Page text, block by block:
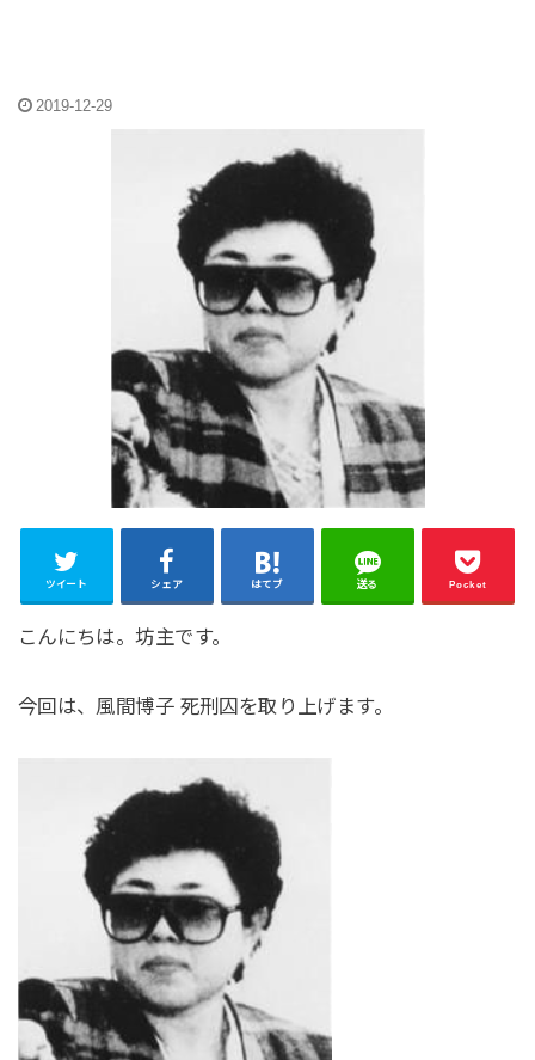
2019-12-29
ツイート シェア はてブ 送る Pocket
こんにちは。坊主です。
今回は、風間博子 死刑囚を取り上げます。